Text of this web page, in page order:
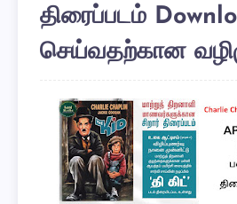
திரைப்படம்
செய்வதற்கான